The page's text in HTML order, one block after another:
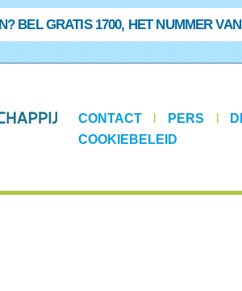
BEL GRATIS 1700, HET NUMMER
CONTACT PERS
COOKIEBELEID